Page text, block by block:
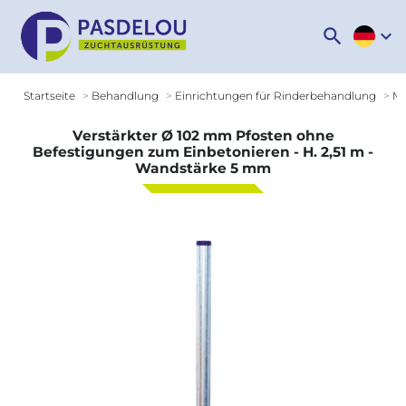
search expand_more
Startseite Behandlung Einrichtungen für Rinderbehandlung
Verstärkter Ø 102 mm Pfosten ohne
Befestigungen zum Einbetonieren - H. 2,51 m -
Wandstärke 5 mm